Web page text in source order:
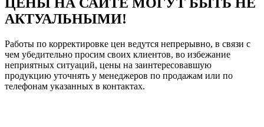
АКТУАЛЬНЫМИ!
Работы по корректировке цен ведутся непрерывно, в связи с
чем убедительно просим своих клиентов, во избежание
неприятных ситуаций, цены на заинтересовавшую
продукцию уточнять у менеджеров по продажам или по
телефонам указанных в контактах.